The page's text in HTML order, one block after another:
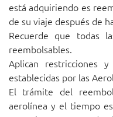
está adquiriendo es
de su viaje después de
Recuerde que todas
reembolsables.
Aplican restricciones
establecidas por las
El trámite del
aerolínea y el tiempo